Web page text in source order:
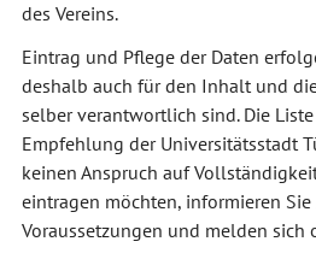
des Vereins.
Eintrag und Pflege der Daten
deshalb auch für den Inhalt und
selber verantwortlich sind. Die
Empfehlung der Universitätsstadt
keinen Anspruch auf
eintragen möchten, informieren
Voraussetzungen und melden sich